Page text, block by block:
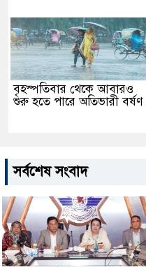
বৃহস্পতিবার থেকে আবারও
শুরু হতে পারে অতিভারী বর্ষণ
সর্বশেষ সংবাদ